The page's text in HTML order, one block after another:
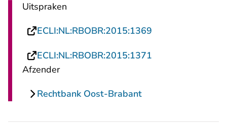
Uitspraken
ECLI:NL:RBOBR:2015:1369
ECLI:NL:RBOBR:2015:1371
Afzender
Rechtbank Oost-Brabant